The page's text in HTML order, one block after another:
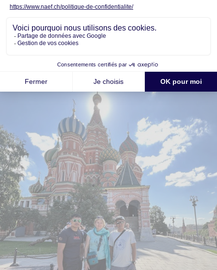
24 heures en transit à Moscou au retour auront
en beauté !